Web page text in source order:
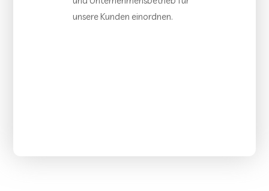
unsere Kunden einordnen.